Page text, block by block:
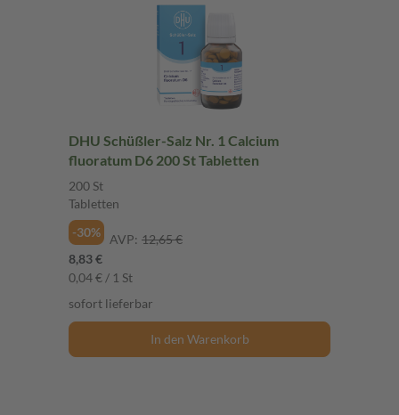
DHU Schüßler-Salz Nr. 1 Calcium
fluoratum D6 200 St Tabletten
200 St
Tabletten
-30%
AVP: 12,65 €
8,83 €
0,04 € / 1 St
sofort lieferbar
In den Warenkorb